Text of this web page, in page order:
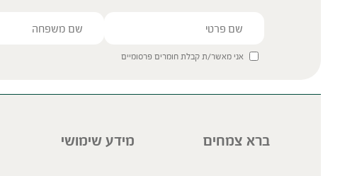
אני מאשר/ת קבלת חומרים פרסומיים
ברא צמחים מידע שימושי